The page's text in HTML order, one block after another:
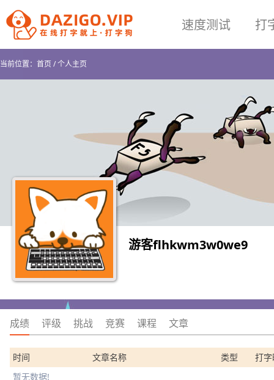
速度测试 打
当前位置： 首页/个人主页
游客flhkwm3w0we9
成绩 评级 挑战 竞赛 课程 文章
时间 文章名称 类型
打
暂无数据!